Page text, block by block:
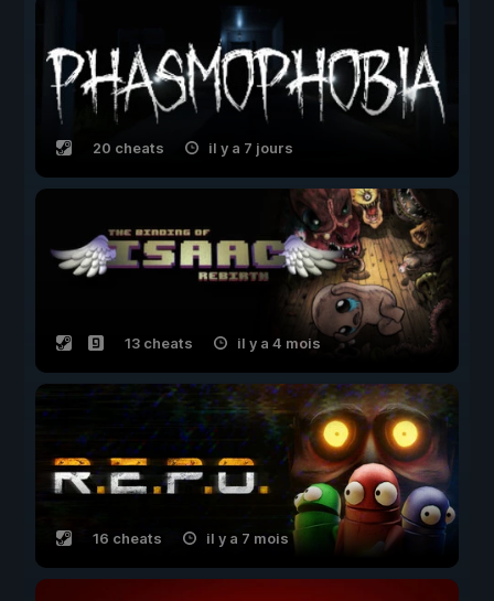
20 cheats il y a 7 jours
13 cheats il y a 4 mois
16 cheats il y a 7 mois